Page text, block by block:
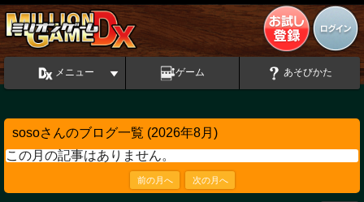
メニュー ゲーム あそびかた
sosoさんのブログ一覧 (2026年8月)
この月の記事はありません。
前の月へ 次の月へ